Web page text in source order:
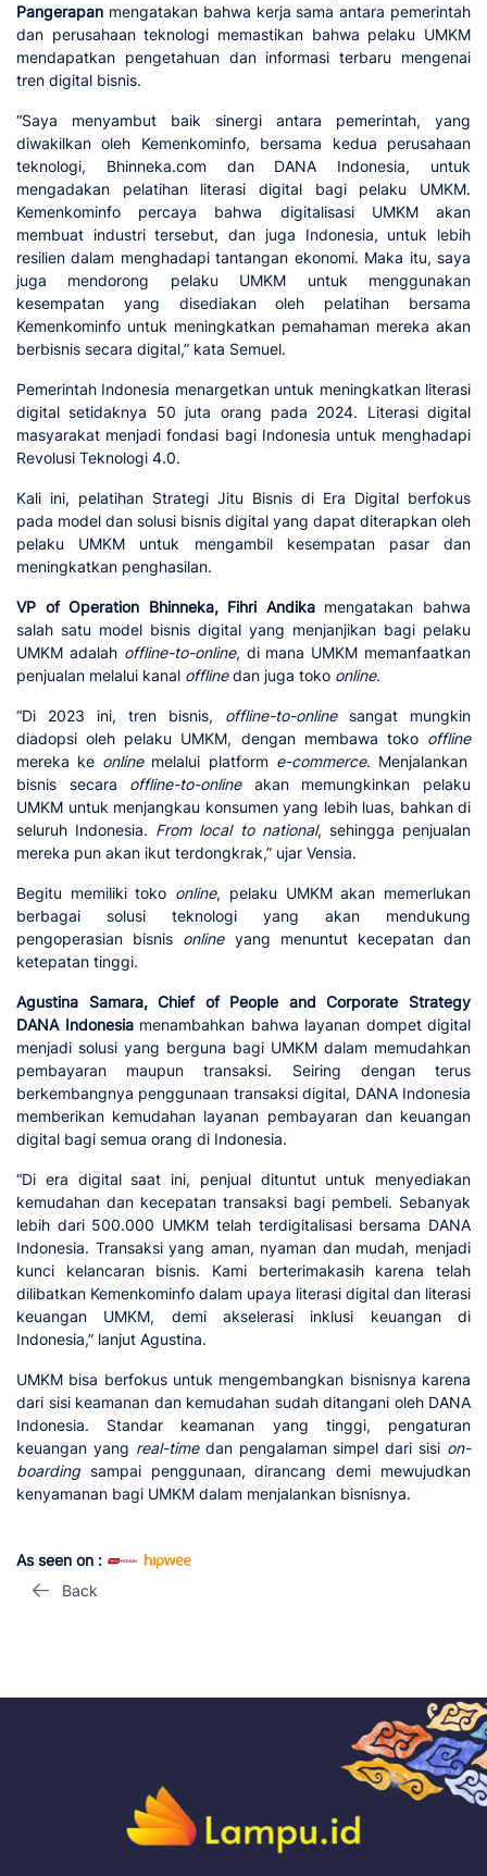
Pangerapan mengatakan bahwa kerja sama antara pemerintah
dan perusahaan teknologi memastikan bahwa pelaku UMKM
mendapatkan pengetahuan dan informasi terbaru mengenai
tren digital bisnis.
“Saya menyambut baik sinergi antara pemerintah, yang
diwakilkan oleh Kemenkominfo, bersama kedua perusahaan
teknologi, Bhinneka.com dan DANA Indonesia, untuk
mengadakan pelatihan literasi digital bagi pelaku UMKM.
Kemenkominfo percaya bahwa digitalisasi UMKM akan
membuat industri tersebut, dan juga Indonesia, untuk lebih
resilien dalam menghadapi tantangan ekonomi. Maka itu, saya
juga mendorong pelaku UMKM untuk menggunakan
kesempatan yang disediakan oleh pelatihan bersama
Kemenkominfo untuk meningkatkan pemahaman mereka akan
berbisnis secara digital,” kata Semuel.
Pemerintah Indonesia menargetkan untuk meningkatkan literasi
digital setidaknya 50 juta orang pada 2024. Literasi digital
masyarakat menjadi fondasi bagi Indonesia untuk menghadapi
Revolusi Teknologi 4.0.
Kali ini, pelatihan Strategi Jitu Bisnis di Era Digital berfokus
pada model dan solusi bisnis digital yang dapat diterapkan oleh
pelaku UMKM untuk mengambil kesempatan pasar dan
meningkatkan penghasilan.
VP of Operation Bhinneka, Fihri Andikamengatakan bahwa
salah satu model bisnis digital yang menjanjikan bagi pelaku
UMKM adalah offline-to-online, di mana UMKM memanfaatkan
penjualan melalui kanal offlinedan juga toko online.
“Di 2023 ini, tren bisnis, offline-to-onlinesangat mungkin
diadopsi oleh pelaku UMKM, dengan membawa toko offline
mereka ke onlinemelalui platform e-commerce. Menjalankan
bisnis secara offline-to-onlineakan memungkinkan pelaku
UMKM untuk menjangkau konsumen yang lebih luas, bahkan di
seluruh Indonesia. From local to national, sehingga penjualan
mereka pun akan ikut terdongkrak,” ujar Vensia.
Begitu memiliki toko online, pelaku UMKM akan memerlukan
berbagai solusi teknologi yang akan mendukung
pengoperasian bisnis onlineyang menuntut kecepatan dan
ketepatan tinggi.
Agustina Samara, Chief of People and Corporate Strategy
DANA Indonesiamenambahkan bahwa layanan dompet digital
menjadi solusi yang berguna bagi UMKM dalam memudahkan
pembayaran maupun transaksi. Seiring dengan terus
berkembangnya penggunaan transaksi digital, DANA Indonesia
memberikan kemudahan layanan pembayaran dan keuangan
digital bagi semua orang di Indonesia.
“Di era digital saat ini, penjual dituntut untuk menyediakan
kemudahan dan kecepatan transaksi bagi pembeli. Sebanyak
lebih dari 500.000 UMKM telah terdigitalisasi bersama DANA
Indonesia. Transaksi yang aman, nyaman dan mudah, menjadi
kunci kelancaran bisnis. Kami berterimakasih karena telah
dilibatkan Kemenkominfo dalam upaya literasi digital dan literasi
keuangan UMKM, demi akselerasi inklusi keuangan di
Indonesia,” lanjut Agustina.
UMKM bisa berfokus untuk mengembangkan bisnisnya karena
dari sisi keamanan dan kemudahan sudah ditangani oleh DANA
Indonesia. Standar keamanan yang tinggi, pengaturan
keuangan yang real-timedan pengalaman simpel dari sisi on-
boardingsampai penggunaan, dirancang demi mewujudkan
kenyamanan bagi UMKM dalam menjalankan bisnisnya.
As seen on :
Back